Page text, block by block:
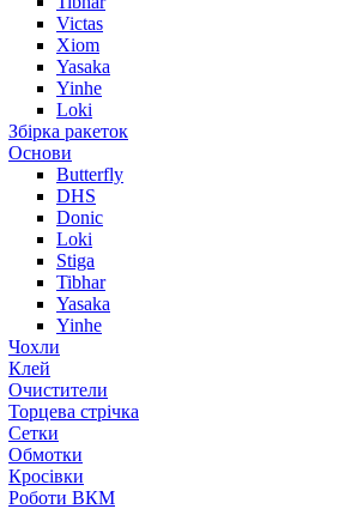
Victas
Xiom
Yasaka
Yinhe
Loki
Збірка ракеток
Основи
Butterfly
DHS
Donic
Loki
Stiga
Tibhar
Yasaka
Yinhe
Чохли
Клей
Очистители
Торцева стрічка
Сетки
Обмотки
Кросівки
Роботи ВКМ